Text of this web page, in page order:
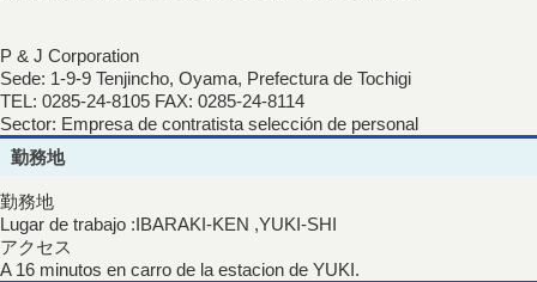
P & J Corporation
Sede: 1-9-9 Tenjincho, Oyama, Prefectura de Tochigi
TEL: 0285-24-8105 FAX: 0285-24-8114
Sector: Empresa de contratista selección de personal
勤務地
勤務地
Lugar de trabajo :IBARAKI-KEN ,YUKI-SHI
アクセス
A 16 minutos en carro de la estacion de YUKI.